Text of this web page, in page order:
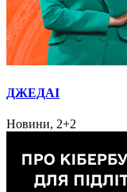
ДЖЕДАІ
Новини, 2+2